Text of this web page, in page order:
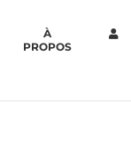
À
PROPOS